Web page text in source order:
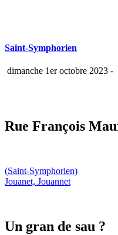
Saint-Symphorien
dimanche 1er octobre 2023 -
Rue François
(Saint-Symphorien)
Jouanet, Jouannet
Un gran de sau ?